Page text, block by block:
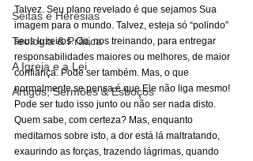
Seitas e Heresias
Teologia & Prática
A Igreja e a Lei
Artigos, Sermões & Esboços
Talvez. Seu plano revelado é que sejamos Sua
imagem para o mundo. Talvez, esteja só “polindo”
seus luzeiros. Ou, nos treinando, para entregar
responsabilidades maiores ou melhores, de maior
confiança. Pode ser também. Mas, o que
normalmente se pensa é que Ele não liga mesmo!
Pode ser tudo isso junto ou não ser nada disto.
Quem sabe, com certeza? Mas, enquanto
meditamos sobre isto, a dor está lá maltratando,
exaurindo as forças, trazendo lágrimas, quando